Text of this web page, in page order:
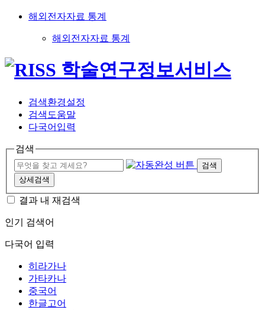
해외전자자료 통계
해외전자자료 통계
검색환경설정
검색도움말
다국어입력
검색
검색
상세검색
결과 내 재검색
인기 검색어
다국어 입력
히라가나
가타카나
중국어
한글고어